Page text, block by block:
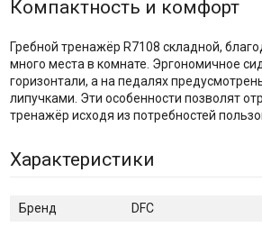
Компактность и комфорт
Гребной тренажёр R7108 складной,
много места в комнате. Эргономичное
горизонтали, а на педалях
липучками. Эти особенности позволят
тренажёр исходя из потребностей
Характеристики
Бренд DFC